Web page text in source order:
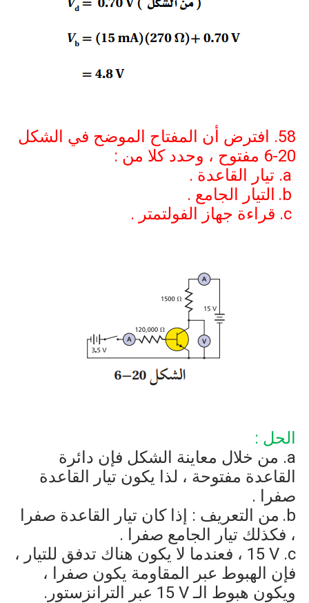
58. افترض أن المفتاح الموضح في الشكل
6-20 مفتوح ، وحدد كلا من :
تيار القاعدة .
التيار الجامع .
قراءة جهاز الفولتمتر .
الحل :
من خلال معاينة الشكل فإن دائرة
القاعدة مفتوحة ، لذا يكون تيار القاعدة
صفرا .
من التعريف : إذا كان تيار القاعدة صفرا
، فكذلك تيار الجامع صفرا .
15 V ، فعندما لا يكون هناك تدفق للتيار ،
فإن الهبوط عبر المقاومة يكون صفرا ،
ويكون هبوط الـ15 V عبر الترانزستور.